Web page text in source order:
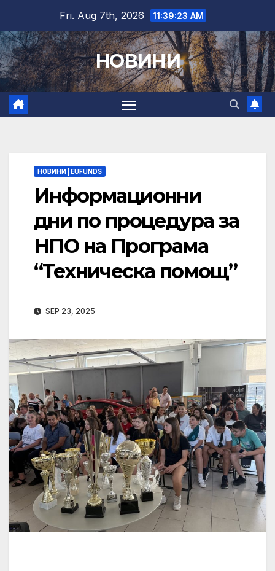
content
Fri. Aug 7th, 2026 11:39:24 AM
НОВИНИ
НОВИНИ | EUFUNDS
Информационни
дни по процедура за
НПО на Програма
“Техническа помощ”
SEP 23, 2025